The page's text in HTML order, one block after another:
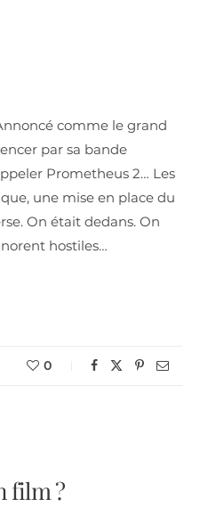
comme le grand
par sa bande
Prometheus 2… Les
une mise en place du
On était dedans. On
hostiles…
0
film ?